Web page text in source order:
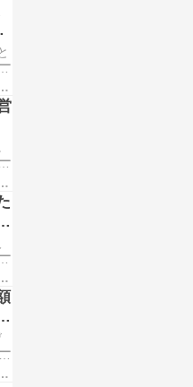
…
ぶ無料講座
ぶ無料講座
ぶ無料講座
ぶ無料講座